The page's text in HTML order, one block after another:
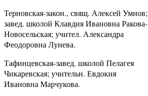
Терновская-закон., свящ. Алексей Умнов;
завед. школой Клавдия Ивановна Ракова-
Новосельская; учител. Александра
Феодоровна Лунева.
Тафинцевская-завед. школой Пелагея
Чикаревская; учительн. Евдокия
Ивановна Марчукова.